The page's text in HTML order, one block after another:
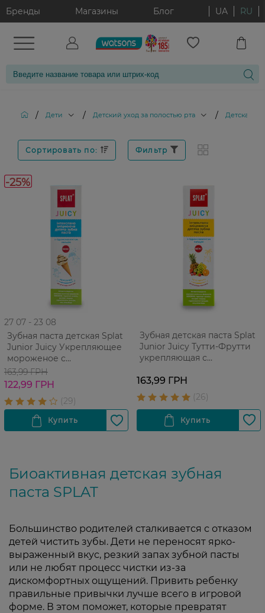
Бренды Магазины Блог UA RU
/ Дети / Детский уход за полостью рта / Детская
Сортировать по: Фильтр
-25%
27 07 - 23 08
Зубная паста детская Splat
Junior Juicy Укрепляющее
мороженое с
гидроксиапатитом 35 мл
163,99 ГРН
122,99 ГРН
Зубная детская паста Splat
Junior Juicy Тутти-Фрутти
укрепляющая с
163,99 ГРН
Биоактивная детская зубная
паста SPLAT
Большинство родителей сталкивается с отказом
детей чистить зубы. Дети не переносят ярко-
выраженный вкус, резкий запах зубной пасты
или не любят процесс чистки из-за
дискомфортных ощущений. Привить ребенку
правильные привычки лучше всего в игровой
форме. В этом поможет, которые превратят